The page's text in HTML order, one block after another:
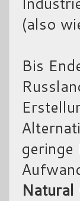
(also
Bis
geringe
Natural